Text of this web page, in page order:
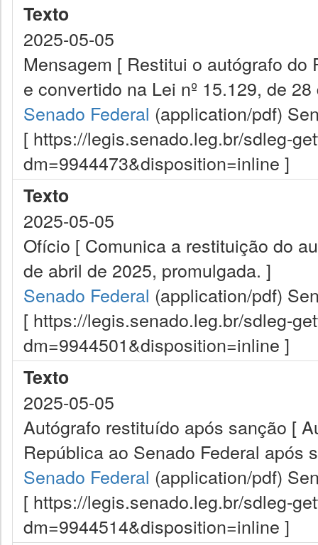
Texto
2025-05-05
Mensagem [ Restitui o autógrafo do
e convertido na Lei nº 15.129, de
Senado Federal (application/pdf)
[ https://legis.senado.leg.br/sdleg-
dm=9944473&disposition=inline ]
Texto
2025-05-05
Ofício [ Comunica a restituição do
de abril de 2025, promulgada. ]
Senado Federal (application/pdf)
[ https://legis.senado.leg.br/sdleg-
dm=9944501&disposition=inline ]
Texto
2025-05-05
Autógrafo restituído após sanção [
República ao Senado Federal após
Senado Federal (application/pdf)
[ https://legis.senado.leg.br/sdleg-
dm=9944514&disposition=inline ]